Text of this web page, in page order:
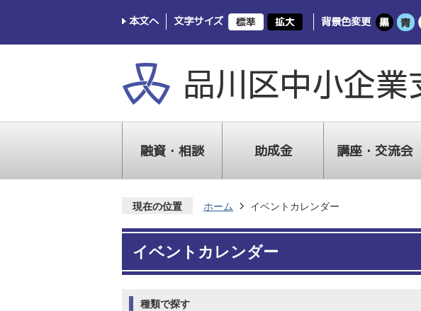
本文へ 文字サイズ 背景色変更
融資・相談 助成金 講座・交流会
現在の位置 ホーム イベントカレンダー
イベントカレンダー
種類で探す